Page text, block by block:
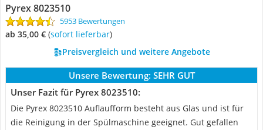
Pyrex 8023510
5953 Bewertungen
ab 35,00 € ( Sofort lieferbar)
Preisvergleich und weitere Angebote
Unsere Bewertung: SEHR GUT
Unser Fazit für Pyrex 8023510:
Die Pyrex 8023510 Auflaufform besteht aus Glas und ist für
die Reinigung in der Spülmaschine geeignet. Gut gefallen